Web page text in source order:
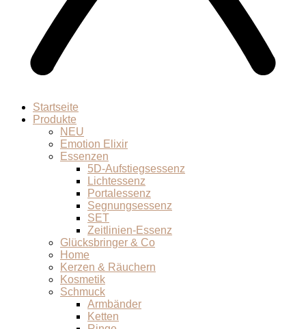
Startseite
Produkte
NEU
Emotion Elixir
Essenzen
5D-Aufstiegsessenz
Lichtessenz
Portalessenz
Segnungsessenz
SET
Zeitlinien-Essenz
Glücksbringer & Co
Home
Kerzen & Räuchern
Kosmetik
Schmuck
Armbänder
Ketten